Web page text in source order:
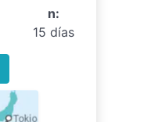
n:
15 días